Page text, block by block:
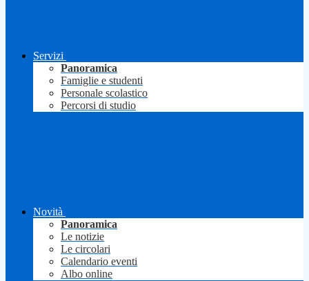
Servizi
Panoramica
Famiglie e studenti
Personale scolastico
Percorsi di studio
Novità
Panoramica
Le notizie
Le circolari
Calendario eventi
Albo online